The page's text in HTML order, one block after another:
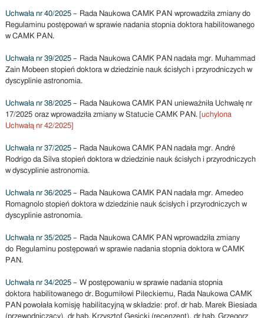
Uchwała nr 40/2025– Rada Naukowa CAMK PAN wprowadziła zmiany do
Regulaminu postępowań w sprawie nadania stopnia doktora habilitowanego
w CAMK PAN.
Uchwała nr 39/2025– Rada Naukowa CAMK PAN nadała mgr. Muhammad
Zain Mobeen stopień doktora w dziedzinie nauk ścisłych i przyrodniczych w
dyscyplinie astronomia.
Uchwała nr 38/2025– Rada Naukowa CAMK PAN unieważniła Uchwałę nr
17/2025 oraz wprowadziła zmiany w Statucie CAMK PAN. [uchylona
Uchwałą nr 42/2025]
Uchwała nr 37/2025– Rada Naukowa CAMK PAN nadała mgr. André
Rodrigo da Silva stopień doktora w dziedzinie nauk ścisłych i przyrodniczych
w dyscyplinie astronomia.
Uchwała nr 36/2025– Rada Naukowa CAMK PAN nadała mgr. Amedeo
Romagnolo stopień doktora w dziedzinie nauk ścisłych i przyrodniczych w
dyscyplinie astronomia.
Uchwała nr 35/2025– Rada Naukowa CAMK PAN wprowadziła zmiany
do Regulaminu postępowań w sprawie nadania stopnia doktora w CAMK
PAN.
Uchwała nr 34/2025– W postępowaniu w sprawie nadania stopnia
doktora habilitowanego dr. Bogumiłowi Pileckiemu, Rada Naukowa CAMK
PAN powołała komisję habilitacyjną w składzie: prof. dr hab. Marek Biesiada